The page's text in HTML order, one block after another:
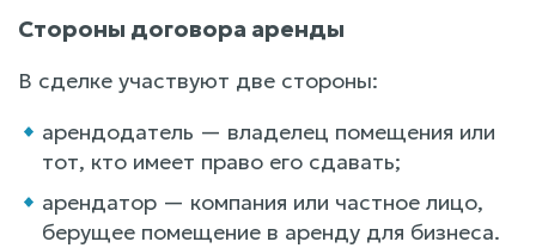
Стороны договора аренды
В сделке участвуют две стороны:
арендодатель — владелец помещения или
тот, кто имеет право его сдавать;
арендатор — компания или частное лицо,
берущее помещение в аренду для бизнеса.